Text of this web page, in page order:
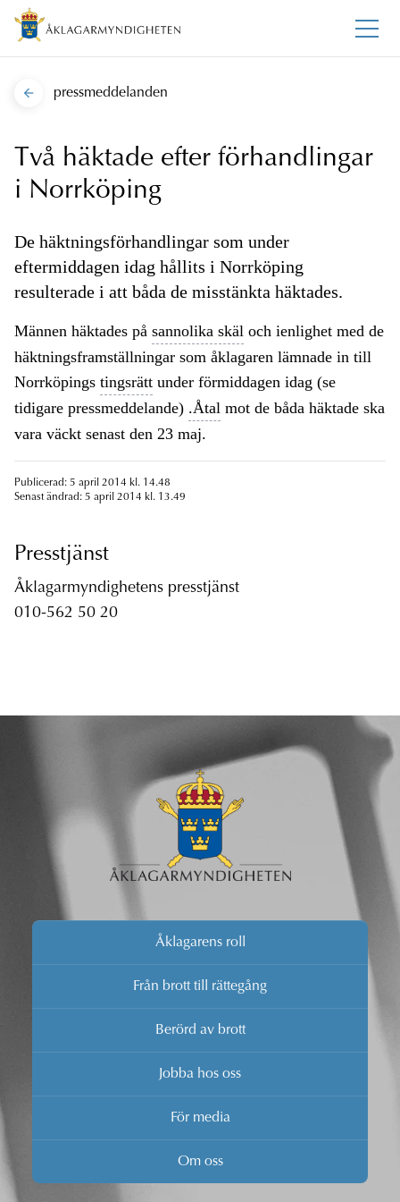
pressmeddelanden
Två häktade efter förhandlingar
i Norrköping
De häktningsförhandlingar som under
eftermiddagen idag hållits i Norrköping
resulterade i att båda de misstänkta häktades.
Männen häktades på sannolika skäl och ienlighet med de
häktningsframställningar som åklagaren lämnade in till
Norrköpings tingsrätt under förmiddagen idag (se
tidigare pressmeddelande) .Åtal mot de båda häktade ska
vara väckt senast den 23 maj.
Publicerad: 5 april 2014 kl. 14.48
Senast ändrad: 5 april 2014 kl. 13.49
Presstjänst
Åklagarmyndighetens presstjänst
010-562 50 20
Åklagarens roll
Från brott till rättegång
Berörd av brott
Jobba hos oss
För media
Om oss